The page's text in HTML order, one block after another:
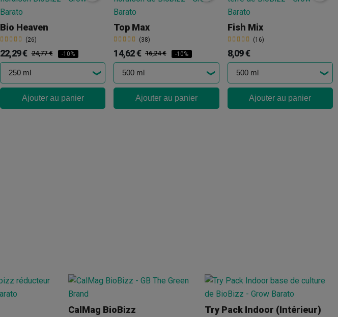
Bio Heaven
(26)
22,29 € 24,77 € -10%
Ajouter au panier
Top Max
(38)
14,62 € 16,24 € -10%
Ajouter au panier
Fish Mix
(16)
8,09 €
Ajouter au panier
CalMag BioBizz Try Pack Indoor (intérieur)